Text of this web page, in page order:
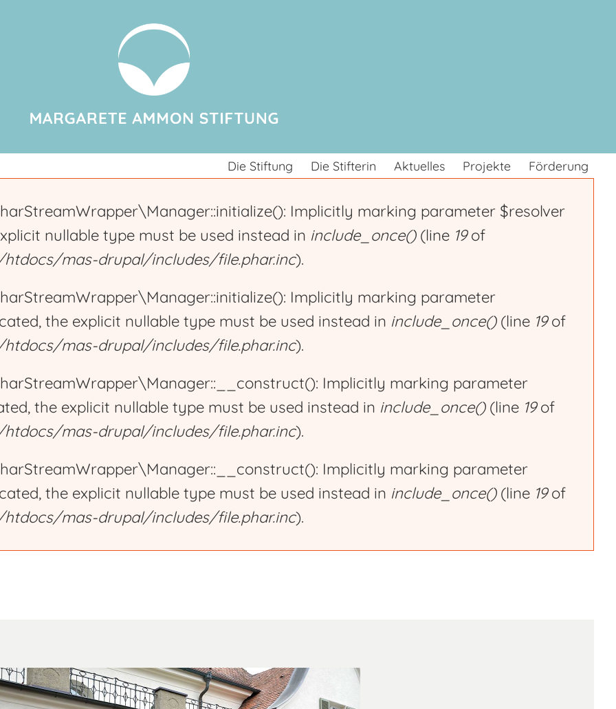
Die Stiftung Die Stifterin Aktuelles Projekte Förderung
Implicitly marking parameter $resolver
nullable type must be used instead in include_once()(line 19of
mas-drupal/includes/file.phar.inc).
Implicitly marking parameter
the explicit nullable type must be used instead in include_once()(line 19of
mas-drupal/includes/file.phar.inc).
Implicitly marking parameter
the explicit nullable type must be used instead in include_once()(line 19of
mas-drupal/includes/file.phar.inc).
Implicitly marking parameter
the explicit nullable type must be used instead in include_once()(line 19of
mas-drupal/includes/file.phar.inc).